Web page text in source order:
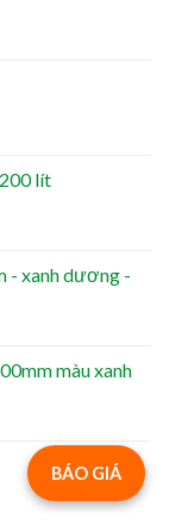
lít
- xanh dương -
màu xanh
BÁO GIÁ